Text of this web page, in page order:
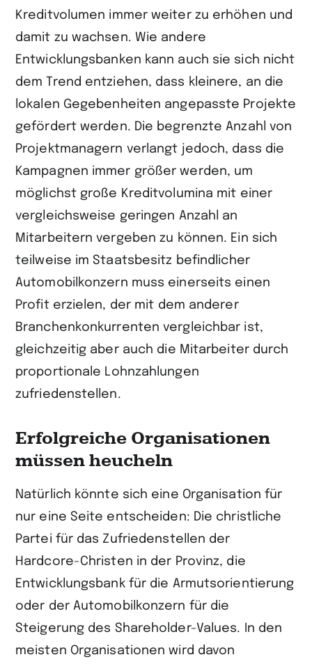
Kreditvolumen immer weiter zu erhöhen und
damit zu wachsen. Wie andere
Entwicklungsbanken kann auch sie sich nicht
dem Trend entziehen, dass kleinere, an die
lokalen Gegebenheiten angepasste Projekte
gefördert werden. Die begrenzte Anzahl von
Projektmanagern verlangt jedoch, dass die
Kampagnen immer größer werden, um
möglichst große Kreditvolumina mit einer
vergleichsweise geringen Anzahl an
Mitarbeitern vergeben zu können. Ein sich
teilweise im Staatsbesitz befindlicher
Automobilkonzern muss einerseits einen
Profit erzielen, der mit dem anderer
Branchenkonkurrenten vergleichbar ist,
gleichzeitig aber auch die Mitarbeiter durch
proportionale Lohnzahlungen
zufriedenstellen.
Erfolgreiche Organisationen
müssen heucheln
Natürlich könnte sich eine Organisation für
nur eine Seite entscheiden: Die christliche
Partei für das Zufriedenstellen der
Hardcore-Christen in der Provinz, die
Entwicklungsbank für die Armutsorientierung
oder der Automobilkonzern für die
Steigerung des Shareholder-Values. In den
meisten Organisationen wird davon